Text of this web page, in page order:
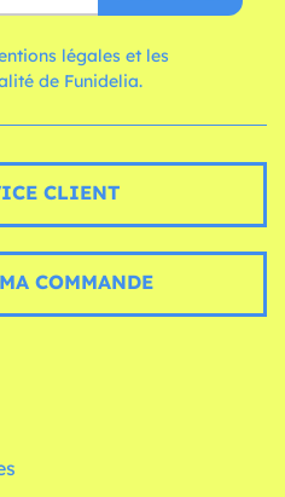
légales et les
de Funidelia.
CLIENT
COMMANDE